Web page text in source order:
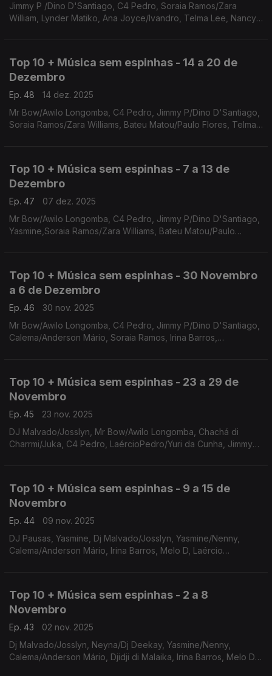
Jimmy P /Dino D'Santiago, C4 Pedro, Soraia Ramos/Zara
William, Lynder Matiko, Ana Joyce/Ivandro, Telma Lee, Nancy
Top 10 + Música sem espinhas - 14 a 20 de
Dezembro
Ep. 48
14 dez. 2025
Mr Bow/Awilo Longomba, C4 Pedro, Jimmy P/Dino D'Santiago,
Soraia Ramos/Zara Williams, Bateu Matou/Paulo Flores, Telma
Top 10 + Música sem espinhas - 7 a 13 de
Dezembro
Ep. 47
07 dez. 2025
Mr Bow/Awilo Longomba, C4 Pedro, Jimmy P/Dino D'Santiago,
Yasmine,Soraia Ramos/Zara Williams, Bateu Matou/Paulo
Top 10 + Música sem espinhas - 30 Novembro
a 6 de Dezembro
Ep. 46
30 nov. 2025
Mr Bow/Awilo Longomba, C4 Pedro, Jimmy P/Dino D'Santiago,
Calema/Anderson Mário, Soraia Ramos, Irina Barros,
Top 10 + Música sem espinhas - 23 a 29 de
Novembro
Ep. 45
23 nov. 2025
DJ Malvado/Josslyn, Mr Bow/Awilo Longomba, Chachá di
Charrmi/Juka, C4 Pedro, LaércioPedro/Yuri da Cunha, Jimmy
Top 10 + Música sem espinhas - 9 a 15 de
Novembro
Ep. 44
09 nov. 2025
DJ Pausas, Yasmine, Dj Malvado/Josslyn, Yasmine/Nenny,
Calema/Anderson Mário, Irina Barros, Melo D, Laércio
Top 10 + Música sem espinhas - 2 a 8
Novembro
Ep. 43
02 nov. 2025
Dj Malvado/Josslyn, Neyna/Dj Deekay, Yasmine/Nenny,
Calema/Anderson Mário, Djidji di Malaika, Irina Barros, Melo D,